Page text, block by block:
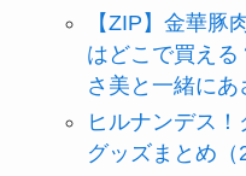
【ZIP】金華豚
はどこで買え
さ美と一緒にあ
ヒルナンデス
グッズまとめ